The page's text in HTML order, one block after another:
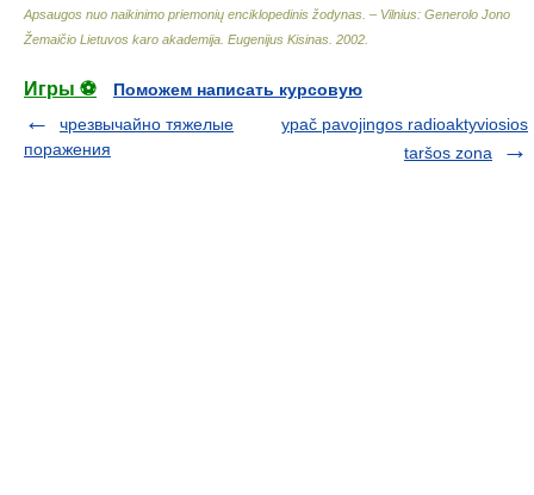
Apsaugos nuo naikinimo priemonių enciklopedinis žodynas. – Vilnius: Generolo Jono
Žemaičio Lietuvos karo akademija Eugenijus Kisinas 2002
Игры ⚽
Поможем написать курсовую
чрезвычайно тяжелые
поражения
ypač pavojingos radioaktyviosios
taršos zona